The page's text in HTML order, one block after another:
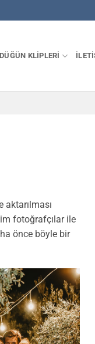
DÜĞÜN KLIPLERI
fotoğrafçılar ile
önce böyle bir